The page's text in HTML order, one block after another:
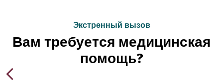
Экстренный вызов
Вам требуется медицинская
помощь?